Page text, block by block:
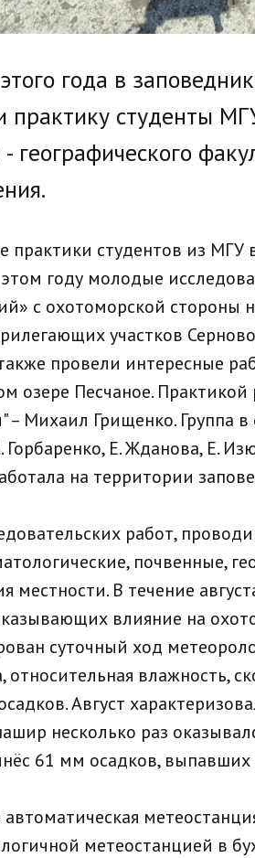
года в
практику студенты
географического
практики студентов из
году молодые
с охотоморской стороны
участков
провели интересные
озере Песчаное.
– Михаил Грищенко. Группа в
Горбаренко, Е. Жданова, Е.
на территории
работ,
почвенные,
местности. В течение
влияние на
суточный ход
относительная влажность,
Август
несколько раз
61 мм осадков, выпавших
автоматическая
метеостанцией в